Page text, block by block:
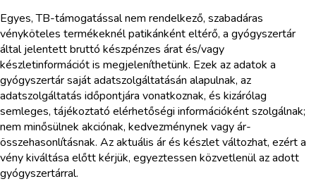
Egyes, TB-támogatással nem rendelkező, szabadáras
vényköteles termékeknél patikánként eltérő, a gyógyszertár
által jelentett bruttó készpénzes árat és/vagy
készletinformációt is megjeleníthetünk. Ezek az adatok a
gyógyszertár saját adatszolgáltatásán alapulnak, az
adatszolgáltatás időpontjára vonatkoznak, és kizárólag
semleges, tájékoztató elérhetőségi információként szolgálnak;
nem minősülnek akciónak, kedvezménynek vagy ár-
összehasonlításnak. Az aktuális ár és készlet változhat, ezért a
vény kiváltása előtt kérjük, egyeztessen közvetlenül az adott
gyógyszertárral.